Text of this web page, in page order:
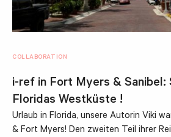
COLLABORATION
i-ref in Fort Myers & Sanibel:
Floridas Westküste !
Urlaub in Florida, unsere Autorin Viki
& Fort Myers! Den zweiten Teil ihrer